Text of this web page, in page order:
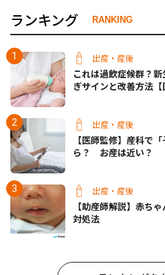
ランキング RANKING
出産・産後
これは過飲症候群？
ぎサインと改善方法【
出産・産後
【医師監修】産科で
ら？ お産は近い？
出産・産後
【助産師解説】赤ち
対処法